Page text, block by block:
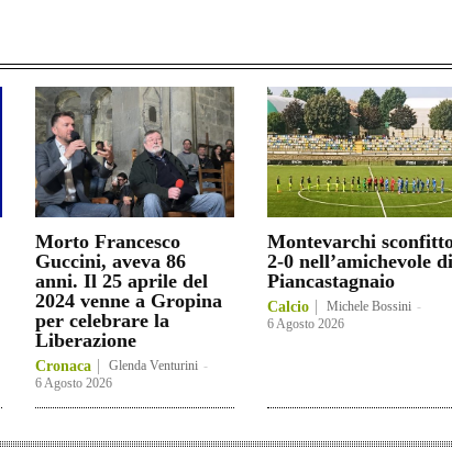
Morto Francesco
Guccini, aveva 86
anni. Il 25 aprile del
2024 venne a Gropina
per celebrare la
Liberazione
Cronaca Glenda Venturini -
6 Agosto 2026
Montevarchi
2-0 nell’amichevole di
Piancastagnaio
Calcio Michele Bossini -
6 Agosto 2026